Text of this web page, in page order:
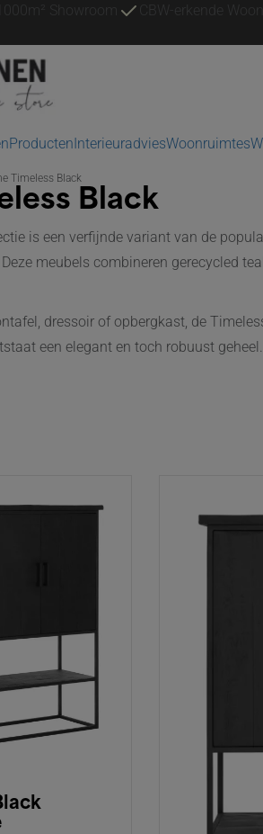
1000m² Showroom CBW-erkende
ProductenInterieuradviesWoonruimtes
Timeless Black
Black
is een verfijnde variant van de
meubels combineren gerecycled
dressoir of opbergkast, de
een elegant en toch robuust geheel.